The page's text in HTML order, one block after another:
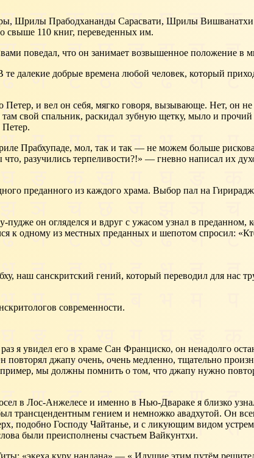
Шрилы Прабодхананды Сарасвати, Шрилы
свыше 110 книг, переведенных им.
поведал, что он занимает возвышенное положение в
далекие добрые времена любой человек, который
и вел он себя, мягко говоря, вызывающе. Нет, он
свой спальник, раскидал зубную щетку, мыло и
Прабхупаде, мол, так и так — не можем больше
разучились терпеливости?!» — гневно написал их
преданного из каждого храма. Выбор пал на
он огляделся и вдруг с ужасом узнал в преданном,
к одному из местных преданных и шепотом спросил:
санскритский гений, который переводил для нас
современности.
увидел его в храме Сан Франциско, он ненадолго
джапу очень, очень медленно, тщательно
мы должны помнить о том, что джапу нужно
в Лос-Анжелесе и именно в Нью-Двараке я близко
трансцендентным гением и немножко авадхутой. Он
подобно Господу Чайтанье, и с ликующим видом
были преисполнены счастьем Вайкунтхи.